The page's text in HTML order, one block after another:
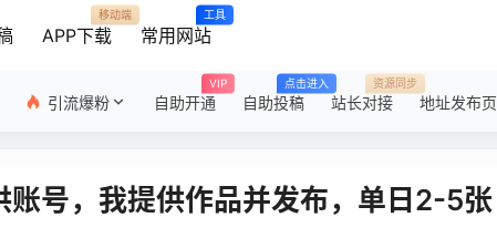
APP下载
移动端
常用网站
工具
引流爆粉 自助开通
VIP
自助投稿
点击进入
站长对接
资源同步
地址发布页
号，我提供作品并发布，单日2-5张